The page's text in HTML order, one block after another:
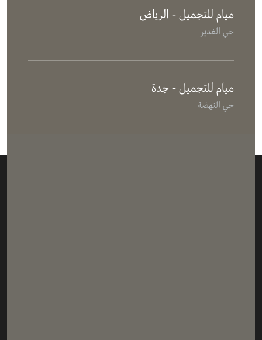
ميام للتجميل - الرياض
حي الغدير
ميام للتجميل - جدة
حي النهضة